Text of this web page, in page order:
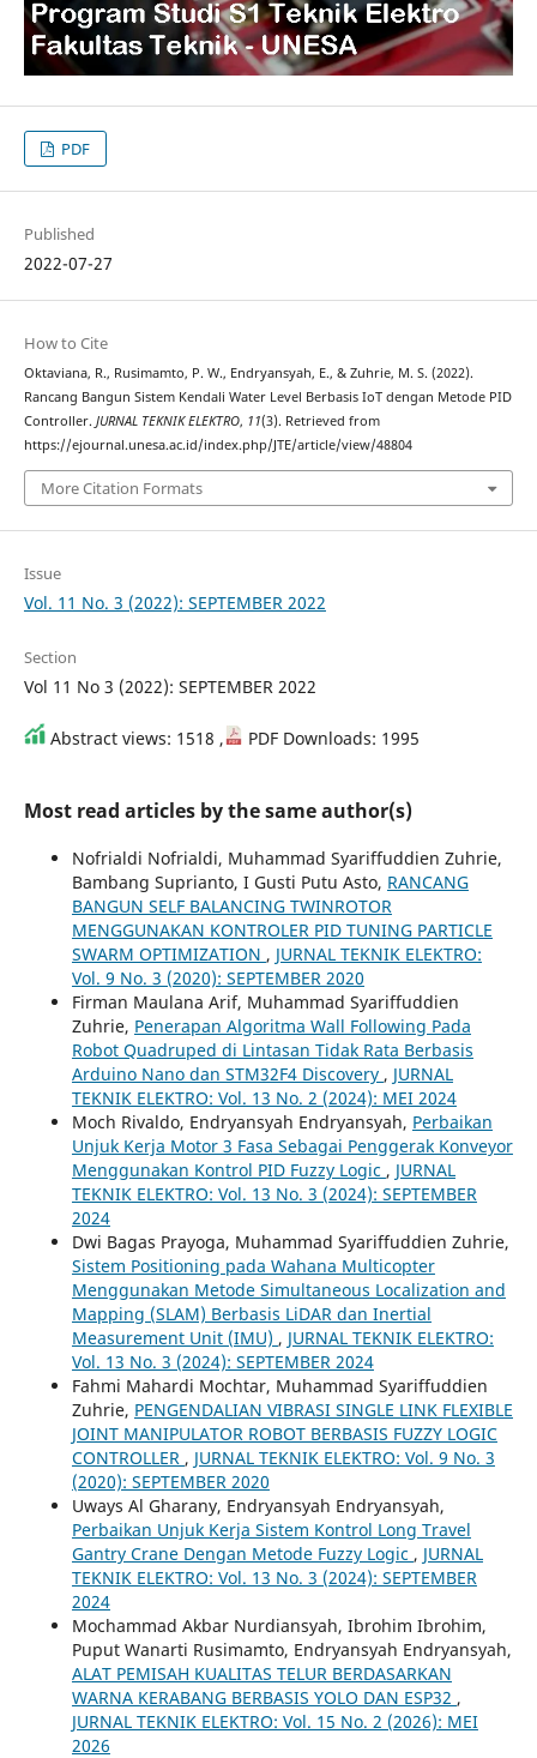
PDF
Published
2022-07-27
How to Cite
Oktaviana, R., Rusimamto, P. W., Endryansyah, E., & Zuhrie, M. S. (2022).
Rancang Bangun Sistem Kendali Water Level Berbasis IoT dengan Metode PID
Controller. JURNAL TEKNIK ELEKTRO, 11(3). Retrieved from
https://ejournal.unesa.ac.id/index.php/JTE/article/view/48804
More Citation Formats
Issue
Vol. 11 No. 3 (2022): SEPTEMBER 2022
Section
Vol 11 No 3 (2022): SEPTEMBER 2022
Abstract views: 1518 , PDF Downloads: 1995
Most read articles by the same author(s)
Nofrialdi Nofrialdi, Muhammad Syariffuddien Zuhrie,
Bambang Suprianto, I Gusti Putu Asto, RANCANG
BANGUN SELF BALANCING TWINROTOR
MENGGUNAKAN KONTROLER PID TUNING PARTICLE
SWARM OPTIMIZATION , JURNAL TEKNIK ELEKTRO:
Vol. 9 No. 3 (2020): SEPTEMBER 2020
Firman Maulana Arif, Muhammad Syariffuddien
Zuhrie, Penerapan Algoritma Wall Following Pada
Robot Quadruped di Lintasan Tidak Rata Berbasis
Arduino Nano dan STM32F4 Discovery , JURNAL
TEKNIK ELEKTRO: Vol. 13 No. 2 (2024): MEI 2024
Moch Rivaldo, Endryansyah Endryansyah, Perbaikan
Unjuk Kerja Motor 3 Fasa Sebagai Penggerak Konveyor
Menggunakan Kontrol PID Fuzzy Logic , JURNAL
TEKNIK ELEKTRO: Vol. 13 No. 3 (2024): SEPTEMBER
2024
Dwi Bagas Prayoga, Muhammad Syariffuddien Zuhrie,
Sistem Positioning pada Wahana Multicopter
Menggunakan Metode Simultaneous Localization and
Mapping (SLAM) Berbasis LiDAR dan Inertial
Measurement Unit (IMU) , JURNAL TEKNIK ELEKTRO:
Vol. 13 No. 3 (2024): SEPTEMBER 2024
Fahmi Mahardi Mochtar, Muhammad Syariffuddien
Zuhrie, PENGENDALIAN VIBRASI SINGLE LINK FLEXIBLE
JOINT MANIPULATOR ROBOT BERBASIS FUZZY LOGIC
CONTROLLER , JURNAL TEKNIK ELEKTRO: Vol. 9 No. 3
(2020): SEPTEMBER 2020
Uways Al Gharany, Endryansyah Endryansyah,
Perbaikan Unjuk Kerja Sistem Kontrol Long Travel
Gantry Crane Dengan Metode Fuzzy Logic , JURNAL
TEKNIK ELEKTRO: Vol. 13 No. 3 (2024): SEPTEMBER
2024
Mochammad Akbar Nurdiansyah, Ibrohim Ibrohim,
Puput Wanarti Rusimamto, Endryansyah Endryansyah,
ALAT PEMISAH KUALITAS TELUR BERDASARKAN
WARNA KERABANG BERBASIS YOLO DAN ESP32 ,
JURNAL TEKNIK ELEKTRO: Vol. 15 No. 2 (2026): MEI
2026